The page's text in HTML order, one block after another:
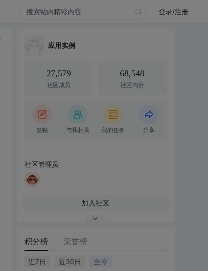
登录/注册
应用实例
27,579
社区成员
68,548
社区内容
发帖 与我相关 我的任务 分享
社区管理员
加入社区
积分榜 荣誉榜
近7日 近30日 至今